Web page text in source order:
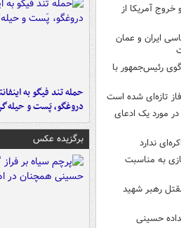
آمریکا از
ایران و عمان
رئیس‌جمهور با
تازه‌ای شده است
در مورد یک ادعای
ندارد
به مناسبت
رهبر شهید
حسینی
حمله تند فیگو به
دروغگو، پَست‌ و
برگزیده عکس